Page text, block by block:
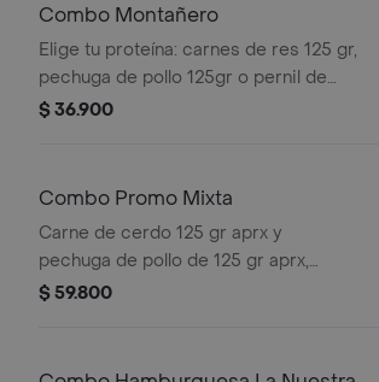
Combo Montañero
Elige tu proteína: carnes de res 125 gr,
pechuga de pollo 125gr o pernil de
cerdo 125gr acompañada de patacón
$ 36.900
Combo Promo Mixta
Carne de cerdo 125 gr aprx y
pechuga de pollo de 125 gr aprx,
acompañadas de papas fritas y una
$ 59.800